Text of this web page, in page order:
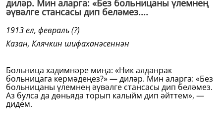
диләр. Мин аларга: «Без больницаны үлемнең
әүвәлге стансасы дип беләмез....
1913 ел, февраль (?)
Казан, Клячкин шифаханәсеннән
Больница хадимнәре миңа: «Ник алданрак
больницага кермәдеңез?» — диләр. Мин аларга: «Без
больницаны үлемнең әүвәлге стансасы дип беләмез.
Аз булса да дөньяда торып калыйм дип әйттем», —
дидем.